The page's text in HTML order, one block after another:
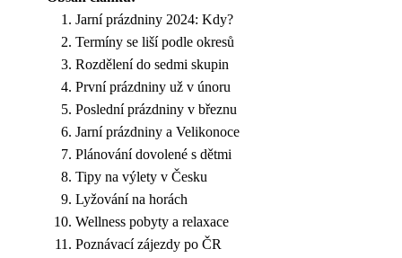
Jarní prázdniny 2024: Kdy?
Termíny se liší podle okresů
Rozdělení do sedmi skupin
První prázdniny už v únoru
Poslední prázdniny v březnu
Jarní prázdniny a Velikonoce
Plánování dovolené s dětmi
Tipy na výlety v Česku
Lyžování na horách
Wellness pobyty a relaxace
Poznávací zájezdy po ČR